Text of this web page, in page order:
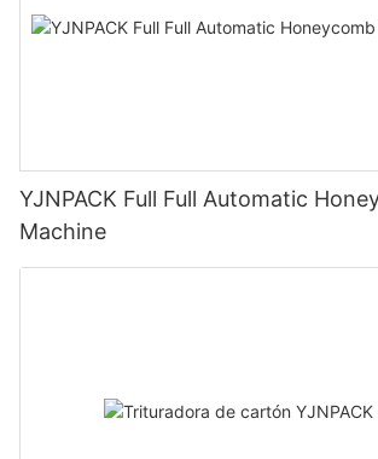
YJNPACK Full Full Automatic
Machine